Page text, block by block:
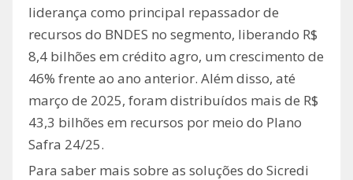
liderança como principal repassador de
recursos do BNDES no segmento, liberando R$
8,4 bilhões em crédito agro, um crescimento de
46% frente ao ano anterior. Além disso, até
março de 2025, foram distribuídos mais de R$
43,3 bilhões em recursos por meio do Plano
Safra 24/25.
Para saber mais sobre as soluções do Sicredi